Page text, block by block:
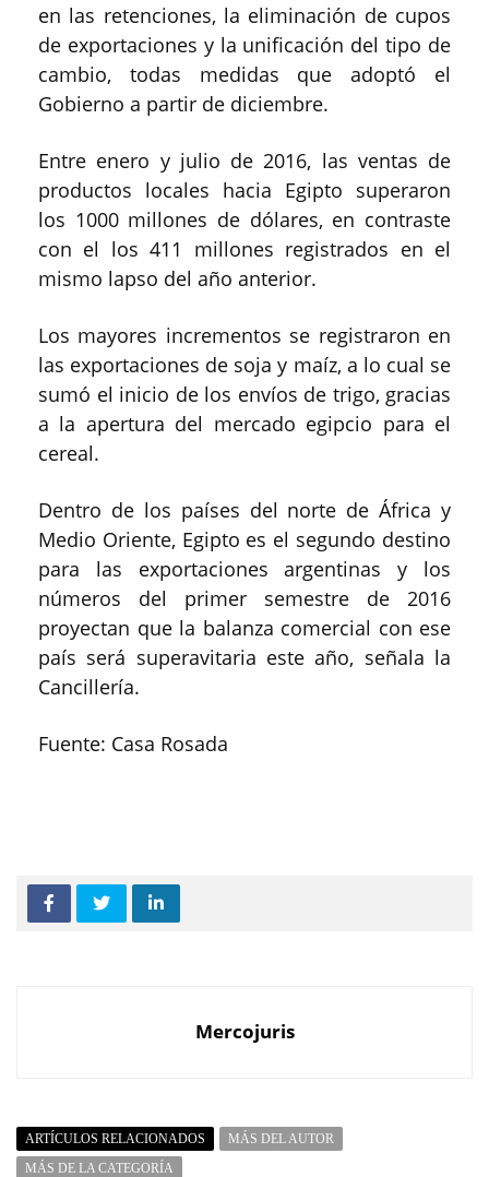
en las retenciones, la eliminación de cupos
de exportaciones y la unificación del tipo de
cambio, todas medidas que adoptó el
Gobierno a partir de diciembre.
Entre enero y julio de 2016, las ventas de
productos locales hacia Egipto superaron
los 1000 millones de dólares, en contraste
con el los 411 millones registrados en el
mismo lapso del año anterior.
Los mayores incrementos se registraron en
las exportaciones de soja y maíz, a lo cual se
sumó el inicio de los envíos de trigo, gracias
a la apertura del mercado egipcio para el
cereal.
Dentro de los países del norte de África y
Medio Oriente, Egipto es el segundo destino
para las exportaciones argentinas y los
números del primer semestre de 2016
proyectan que la balanza comercial con ese
país será superavitaria este año, señala la
Cancillería.
Fuente: Casa Rosada
Mercojuris
ARTÍCULOS RELACIONADOS
MÁS DEL AUTOR
MÁS DE LA CATEGORÍA